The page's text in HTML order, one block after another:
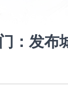
：发布